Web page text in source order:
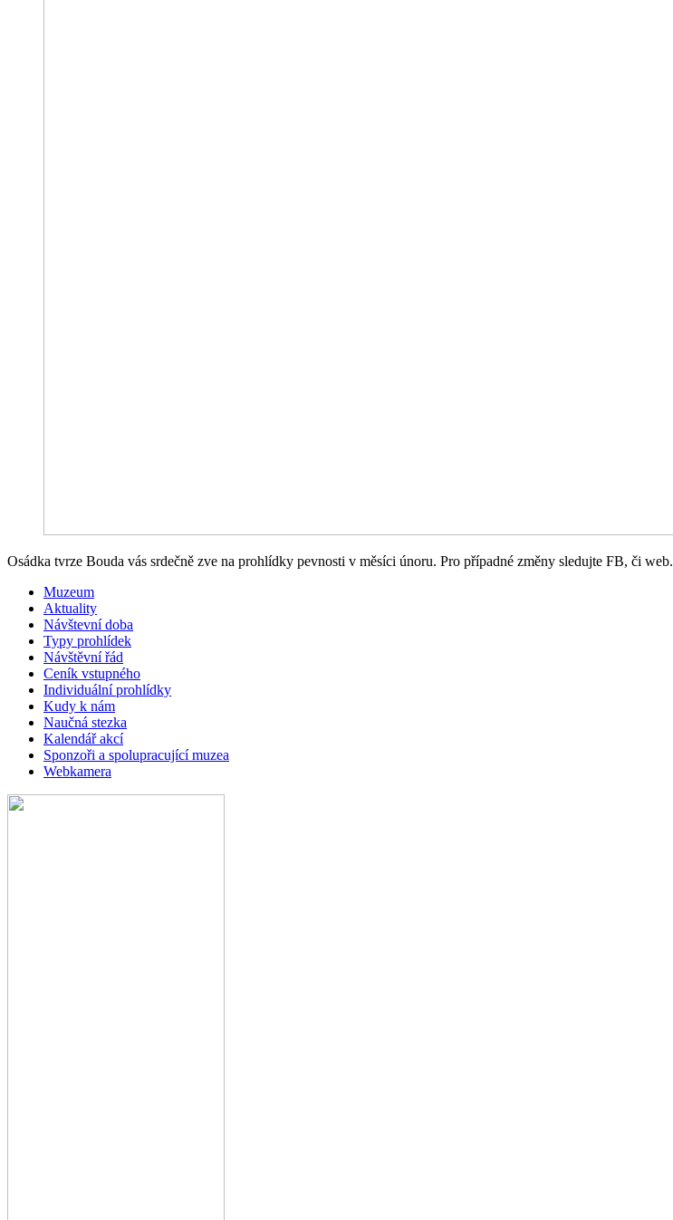
Osádka tvrze Bouda vás srdečně zve na prohlídky pevnosti v měsíci únoru. Pro případné změny sledujte FB, či web.
Muzeum
Aktuality
Návštevní doba
Typy prohlídek
Návštěvní řád
Ceník vstupného
Individuální prohlídky
Kudy k nám
Naučná stezka
Kalendář akcí
Sponzoři a spolupracující muzea
Webkamera